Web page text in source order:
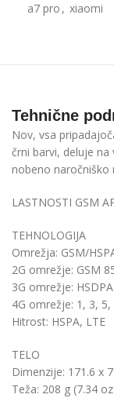
a7 pro , xiaomi
Tehnične
Nov, vsa
črni barvi, deluje na
nobeno naročniško
LASTNOSTI GSM
TEHNOLOGIJA
Omrežja: GSM/
2G omrežje: GSM
3G omrežje:
4G omrežje: 1, 3,
Hitrost: HSPA, LTE
TELO
Dimenzije: 171.6 x
Teža: 208 g (7.34